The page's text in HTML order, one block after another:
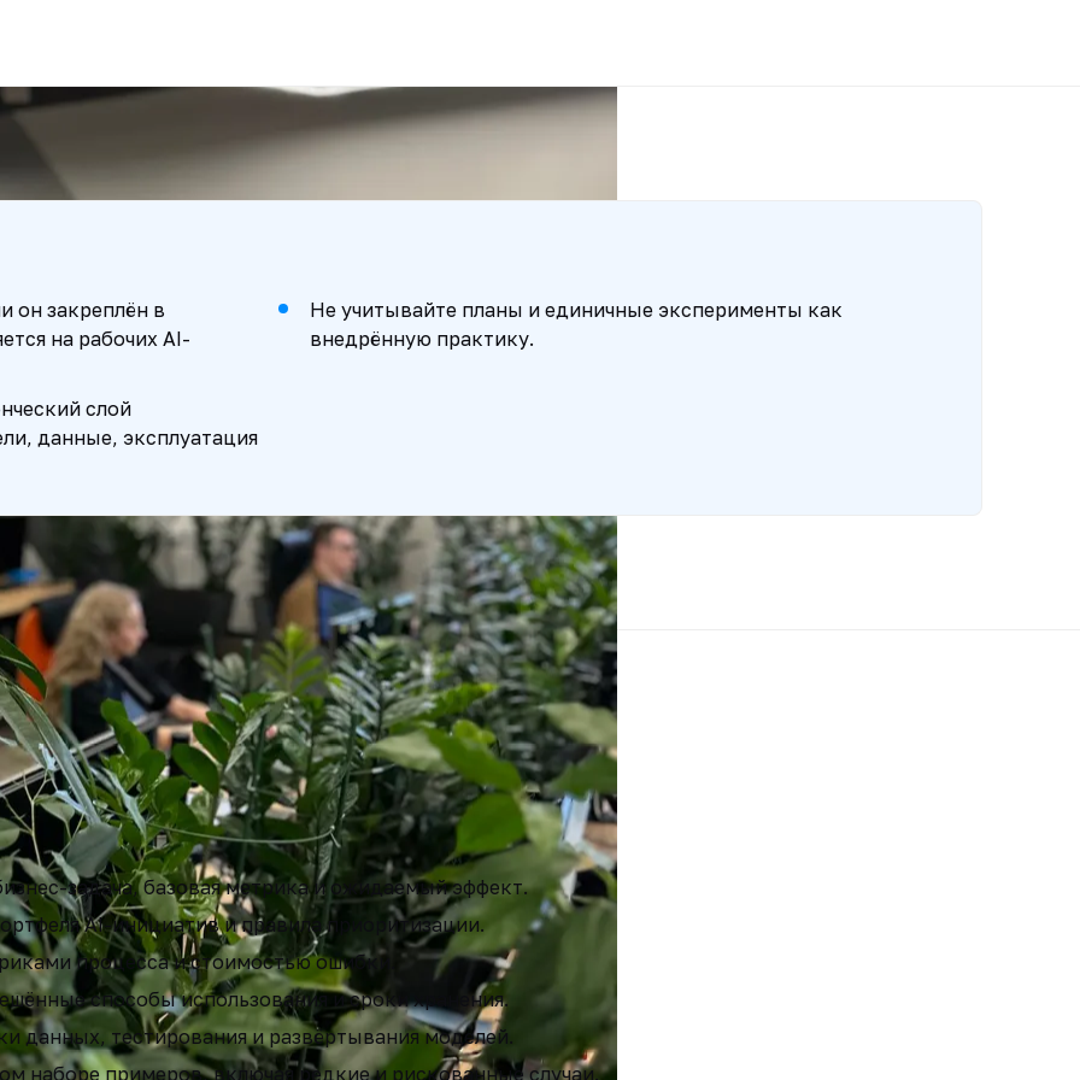
он закреплён в
на рабочих AI-
Не учитывайте планы и единичные эксперименты как
внедрённую практику.
слой
данные, эксплуатация
AI-контура
задача, базовая метрика и ожидаемый эффект.
AI-инициатив и правила приоритизации.
процесса и стоимостью ошибки.
способы использования и сроки хранения.
данных, тестирования и развёртывания моделей.
наборе примеров, включая редкие и рискованные случаи.